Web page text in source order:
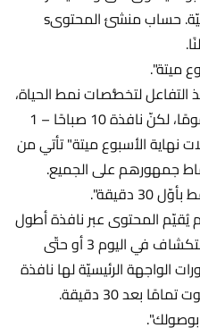
قطع متوسّطة في أوقات عشوائيّة. حساب منشئ المحتوىs
لتخصُّصات نمط الحياة،
السفر، والطعام. الأحد أضعف عمومًا، لكنّ نافذة 10 صباحًا – 1
نهاية الأسبوع ميتة" تأتي من
يُقيّم المحتوى عبر نافذة أطول
بكثير. ريل يمكن أن يُدفع إلى الاستكشاف في اليوم 3 أو حتّى
الواجهة الرئيسيّة لها نافذة